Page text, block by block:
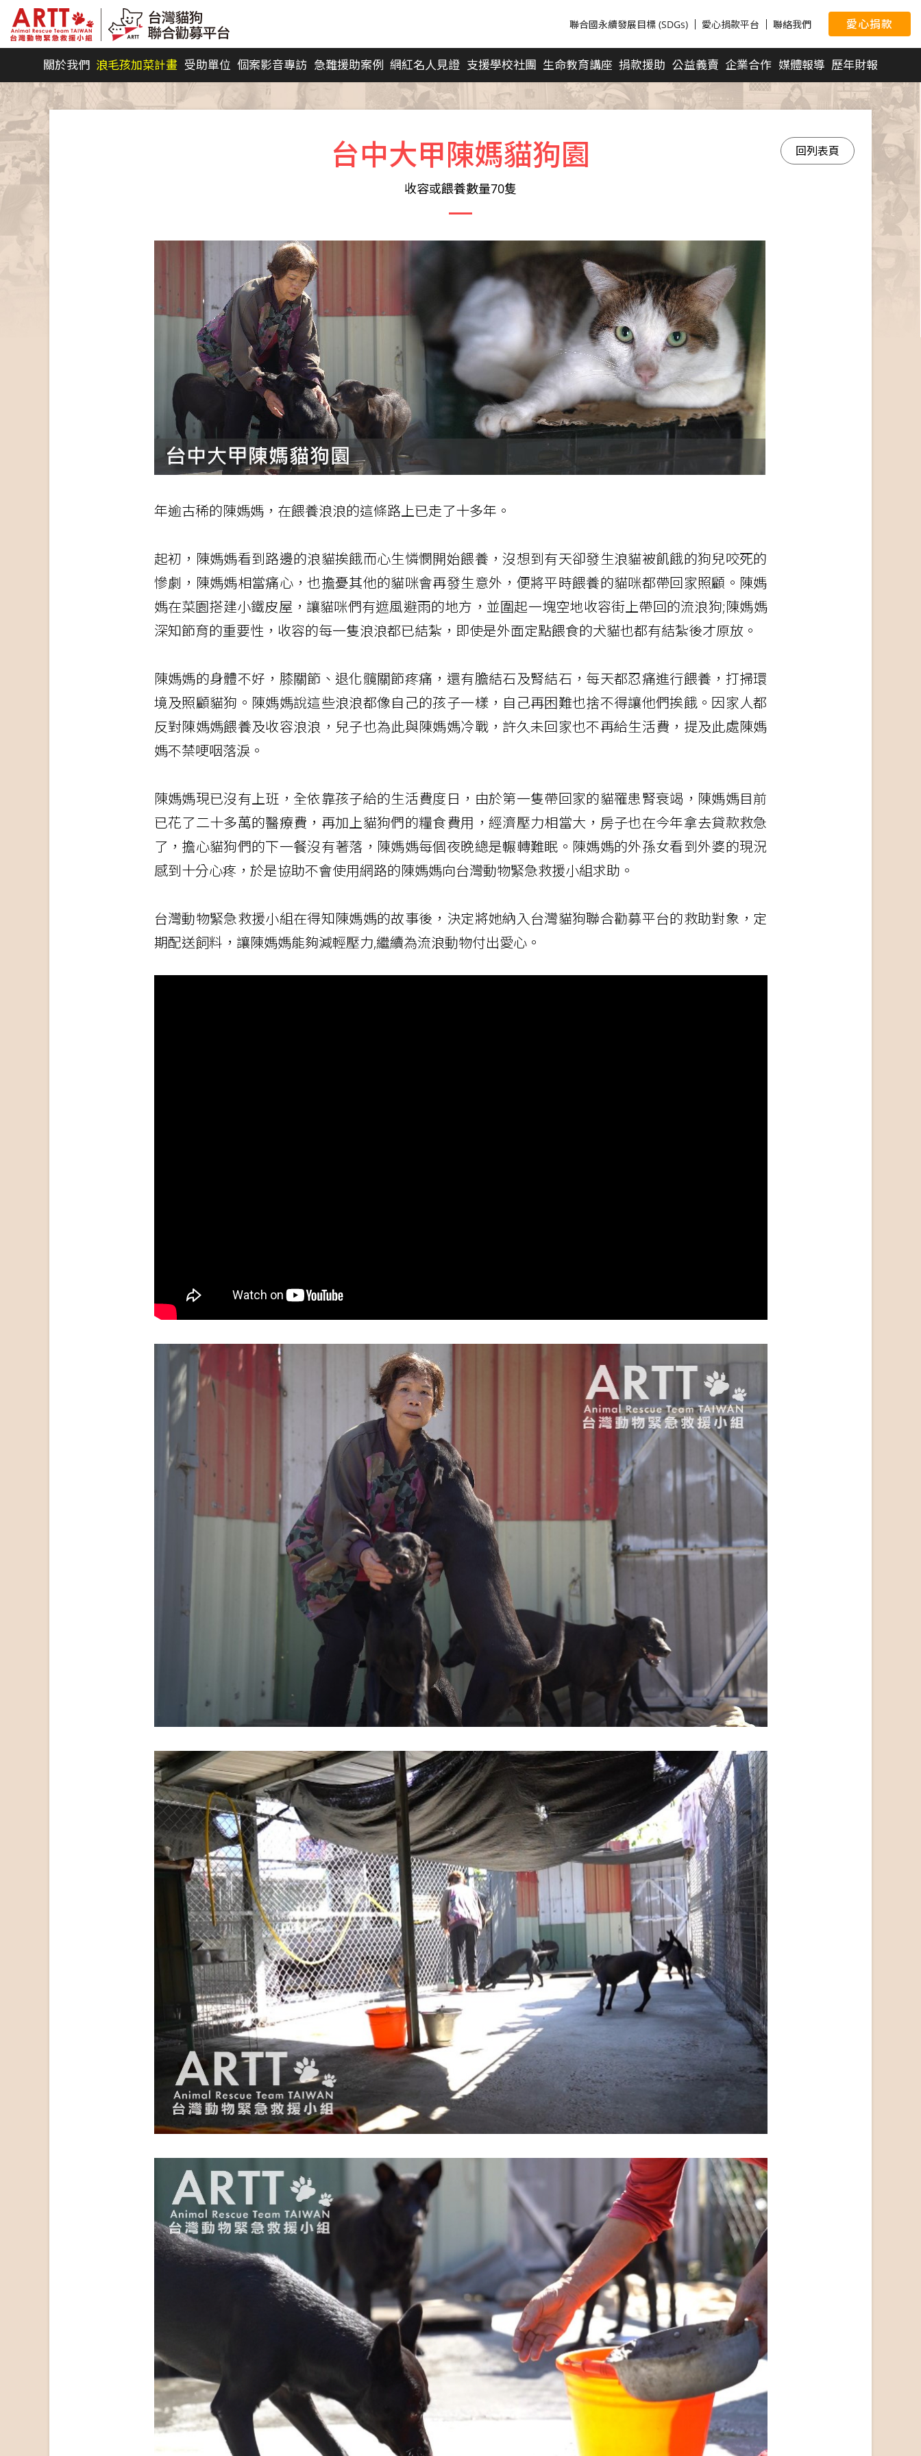
關於我們 浪毛孩加菜計畫 受助單位 個案影音專訪 急難援助案例 網紅名人見證 支援學校社團 生命教育講座 捐款援助 公益義賣 企業合作 媒體報導 歷年財報
聯合國永續發展目標 (SDGs) 愛心捐款平台 聯絡我們 愛心捐款
台中大甲陳媽貓狗園
收容或餵養數量70隻
年逾古稀的陳媽媽，在餵養浪浪的這條路上已走了十多年。
起初，陳媽媽看到路邊的浪貓挨餓而心生憐憫開始餵養，沒想到有天卻發生浪貓被飢餓的狗兒咬死的
慘劇，陳媽媽相當痛心，也擔憂其他的貓咪會再發生意外，便將平時餵養的貓咪都帶回家照顧。陳媽
媽在菜園搭建小鐵皮屋，讓貓咪們有遮風避雨的地方，並圍起一塊空地收容街上帶回的流浪狗;陳媽媽
深知節育的重要性，收容的每一隻浪浪都已結紮，即使是外面定點餵食的犬貓也都有結紮後才原放。
陳媽媽的身體不好，膝關節、退化髖關節疼痛，還有膽結石及腎結石，每天都忍痛進行餵養，打掃環
境及照顧貓狗。陳媽媽說這些浪浪都像自己的孩子一樣，自己再困難也捨不得讓他們挨餓。因家人都
反對陳媽媽餵養及收容浪浪，兒子也為此與陳媽媽冷戰，許久未回家也不再給生活費，提及此處陳媽
媽不禁哽咽落淚。
陳媽媽現已沒有上班，全依靠孩子給的生活費度日，由於第一隻帶回家的貓罹患腎衰竭，陳媽媽目前
已花了二十多萬的醫療費，再加上貓狗們的糧食費用，經濟壓力相當大，房子也在今年拿去貸款救急
了，擔心貓狗們的下一餐沒有著落，陳媽媽每個夜晚總是輾轉難眠。陳媽媽的外孫女看到外婆的現況
感到十分心疼，於是協助不會使用網路的陳媽媽向台灣動物緊急救援小組求助。
台灣動物緊急救援小組在得知陳媽媽的故事後，決定將她納入台灣貓狗聯合勸募平台的救助對象，定
期配送飼料，讓陳媽媽能夠減輕壓力,繼續為流浪動物付出愛心。
回列表頁